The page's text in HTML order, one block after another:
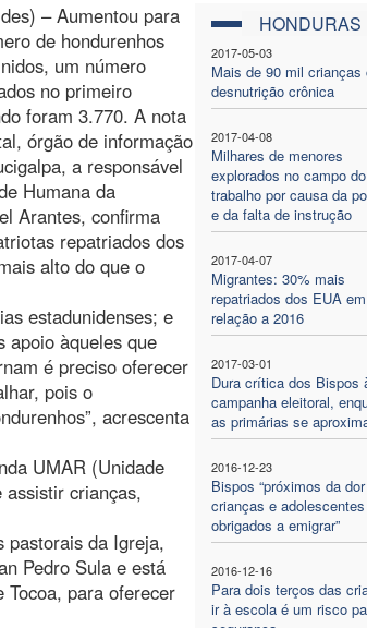
HONDURAS
2017-05-03
Mais de 90 mil crianças
desnutrição crônica
2017-04-08
Milhares de menores
explorados no campo do
trabalho por causa da
e da falta de instrução
2017-04-07
Migrantes: 30% mais
repatriados dos EUA em
relação a 2016
2017-03-01
Dura crítica dos Bispos
campanha eleitoral,
as primárias se
2016-12-23
Bispos “próximos da
crianças e adolescentes
obrigados a emigrar”
2016-12-16
Para dois terços das
ir à escola é um risco
– Aumentou para
de hondurenhos
um número
no primeiro
foram 3.770. A nota
órgão de informação
a responsável
Humana da
Arantes, confirma
repatriados dos
alto do que o
estadunidenses; e
apoio àqueles que
é preciso oferecer
pois o
acrescenta
UMAR (Unidade
crianças,
pastorais da Igreja,
Pedro Sula e está
para oferecer